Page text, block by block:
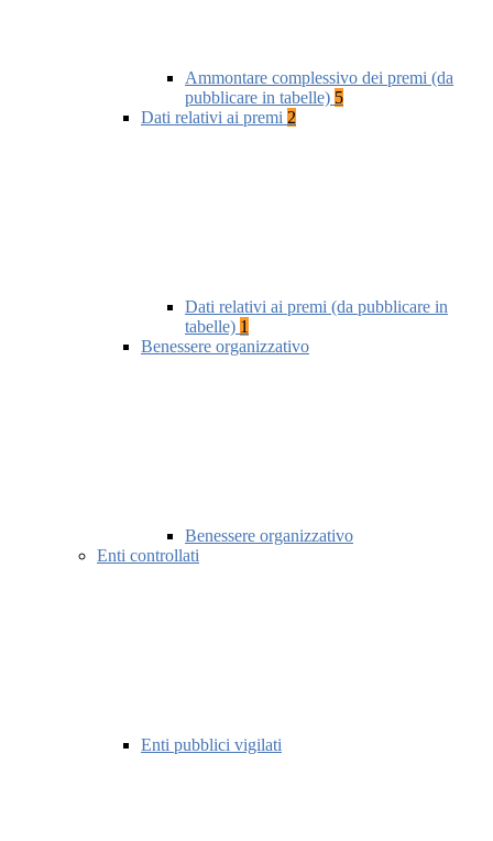
Ammontare complessivo dei premi (da
pubblicare in tabelle) 5
Dati relativi ai premi 2
Dati relativi ai premi (da pubblicare in
tabelle) 1
Benessere organizzativo
Benessere organizzativo
Enti controllati
Enti pubblici vigilati